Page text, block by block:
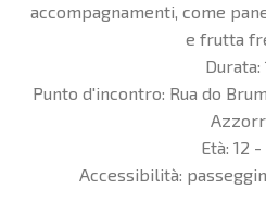
accompagnamenti, come
e frutta
Durata:
Punto d'incontro: Rua do
Età: 12 -
Accessibilità: